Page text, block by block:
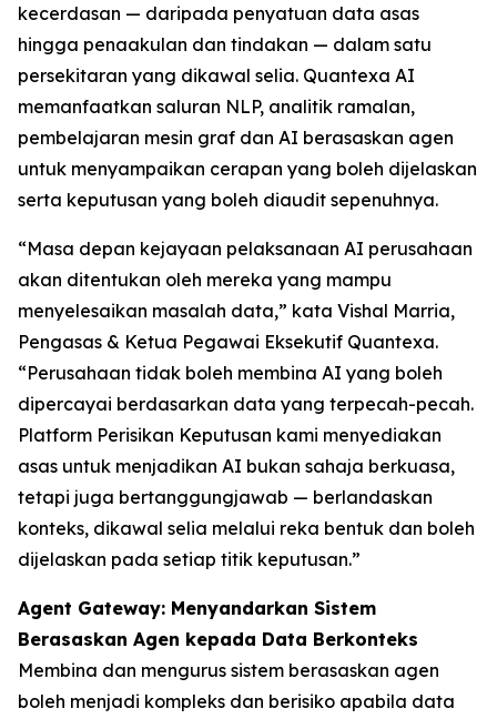
kecerdasan — daripada penyatuan data asas
hingga penaakulan dan tindakan — dalam satu
persekitaran yang dikawal selia. Quantexa AI
memanfaatkan saluran NLP, analitik ramalan,
pembelajaran mesin graf dan AI berasaskan agen
untuk menyampaikan cerapan yang boleh dijelaskan
serta keputusan yang boleh diaudit sepenuhnya.
“Masa depan kejayaan pelaksanaan AI perusahaan
akan ditentukan oleh mereka yang mampu
menyelesaikan masalah data,” kata Vishal Marria,
Pengasas & Ketua Pegawai Eksekutif Quantexa.
“Perusahaan tidak boleh membina AI yang boleh
dipercayai berdasarkan data yang terpecah-pecah.
Platform Perisikan Keputusan kami menyediakan
asas untuk menjadikan AI bukan sahaja berkuasa,
tetapi juga bertanggungjawab — berlandaskan
konteks, dikawal selia melalui reka bentuk dan boleh
dijelaskan pada setiap titik keputusan.”
Agent Gateway: Menyandarkan Sistem
Berasaskan Agen kepada Data Berkonteks
Membina dan mengurus sistem berasaskan agen
boleh menjadi kompleks dan berisiko apabila data